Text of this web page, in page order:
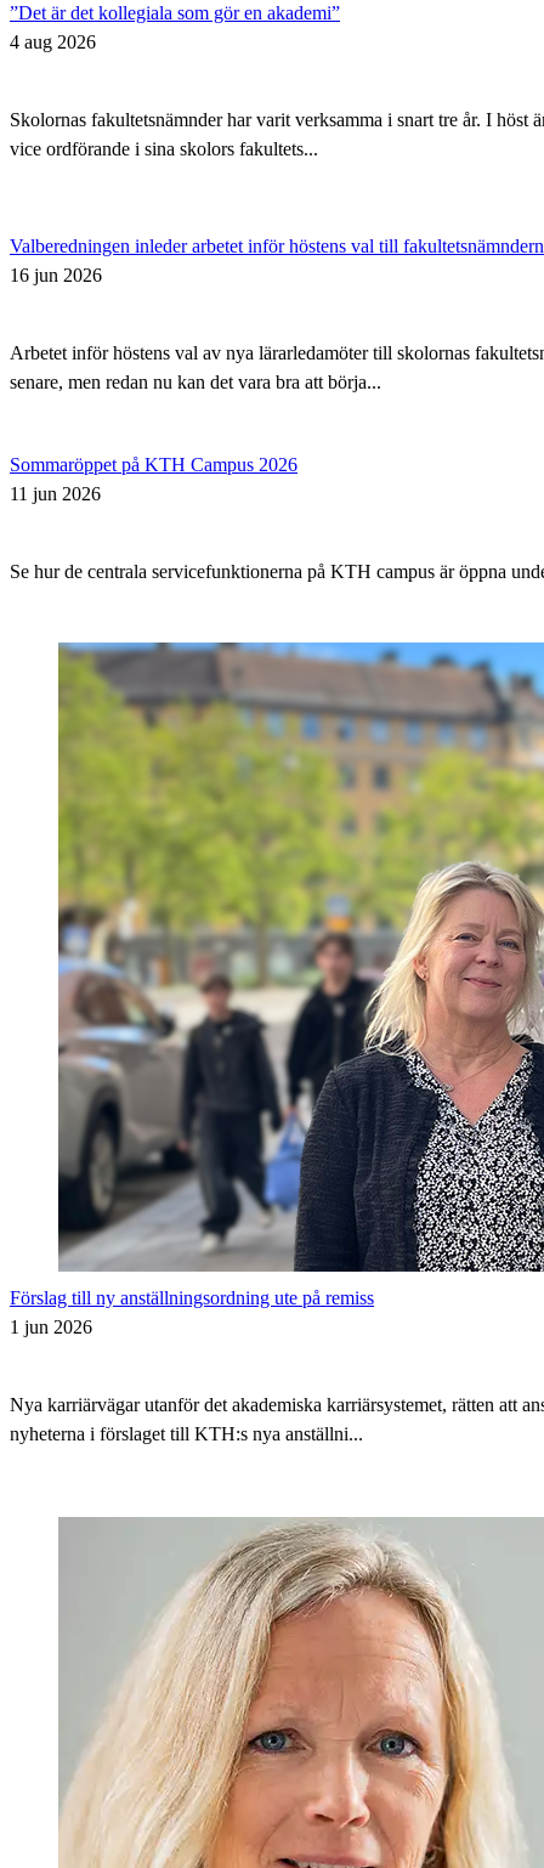
”Det är det kollegiala som gör en akademi”
4 aug 2026
Skolornas fakultetsnämnder har varit verksamma i snart tre år. I
vice ordförande i sina skolors fakultets...
Valberedningen inleder arbetet inför höstens val till
16 jun 2026
Arbetet inför höstens val av nya lärarledamöter till skolornas
senare, men redan nu kan det vara bra att börja...
Sommaröppet på KTH Campus 2026
11 jun 2026
Se hur de centrala servicefunktionerna på KTH campus är öppna
Förslag till ny anställningsordning ute på remiss
1 jun 2026
Nya karriärvägar utanför det akademiska karriärsystemet, rätten att
nyheterna i förslaget till KTH:s nya anställni...